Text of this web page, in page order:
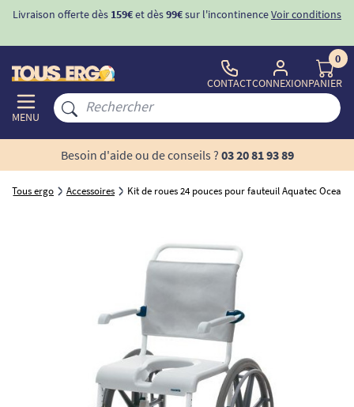
Livraison offerte dès 159€et dès99€sur l'incontinenceVoir conditions
MENU
CONTACTCONNEXION
0
PANIER
Besoin d'aide ou de conseils ? 03 20 81 93 89
Tous ergo Accessoires Kit de roues 24 pouces pour fauteuil Aquatec Ocean